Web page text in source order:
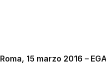
Roma, 15 marzo 2016 –